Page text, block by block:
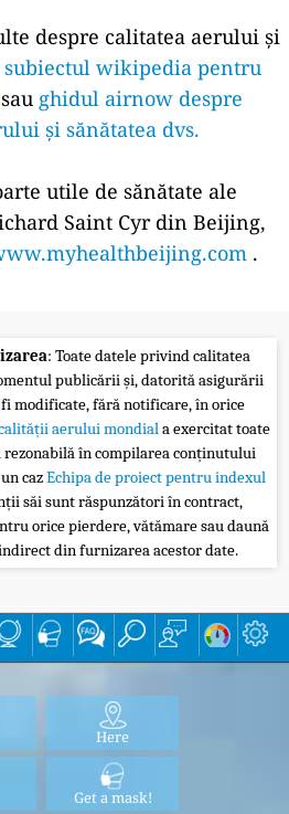
despre calitatea aerului și
subiectul wikipedia pentru
sau ghidul airnow despre
și sănătatea dvs.
utile de sănătate ale
Saint Cyr din Beijing,
.
: Toate datele privind calitatea
publicării și, datorită asigurării
modificate, fără notificare, în orice
aerului mondiala exercitat toate
în compilarea conținutului
cazEchipa de proiect pentru indexul
săi sunt răspunzători în contract,
orice pierdere, vătămare sau daună
din furnizarea acestor date.
Here
Get a mask!